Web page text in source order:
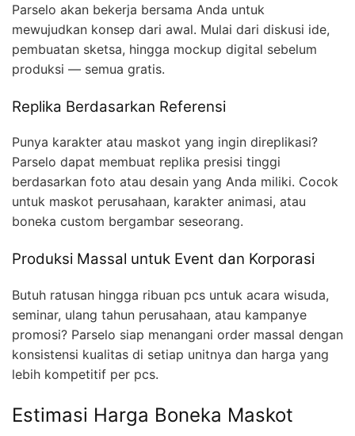
Parselo akan bekerja bersama Anda untuk
mewujudkan konsep dari awal. Mulai dari diskusi ide,
pembuatan sketsa, hingga mockup digital sebelum
produksi — semua gratis.
Replika Berdasarkan Referensi
Punya karakter atau maskot yang ingin direplikasi?
Parselo dapat membuat replika presisi tinggi
berdasarkan foto atau desain yang Anda miliki. Cocok
untuk maskot perusahaan, karakter animasi, atau
boneka custom bergambar seseorang.
Produksi Massal untuk Event dan Korporasi
Butuh ratusan hingga ribuan pcs untuk acara wisuda,
seminar, ulang tahun perusahaan, atau kampanye
promosi? Parselo siap menangani order massal dengan
konsistensi kualitas di setiap unitnya dan harga yang
lebih kompetitif per pcs.
Estimasi Harga Boneka Maskot